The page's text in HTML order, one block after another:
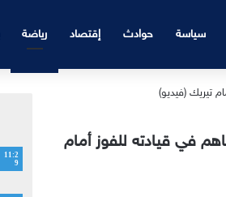
سياسة حوادث إقتصاد رياضة
في قيادته للفوز أمام
11:2
9